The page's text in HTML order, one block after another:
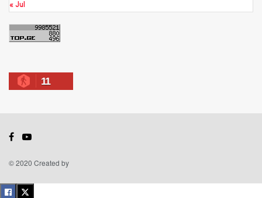
« Jul
11
© 2020 Created by